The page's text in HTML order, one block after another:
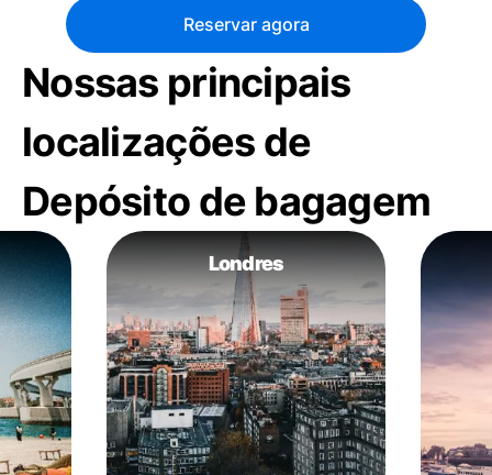
Reservar agora
Nossas principais
localizações de
Depósito de bagagem
Londres